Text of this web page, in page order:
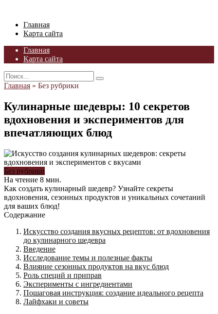
contentГлавная
Карта сайта
Главная
Карта сайта
Search
for:
Главная » Без рубрики
Кулинарные шедевры: 10 секретов
вдохновения и экспериментов для
впечатляющих блюд
Без рубрики
На чтение 8 мин.
Как создать кулинарный шедевр? Узнайте секреты
вдохновения, сезонных продуктов и уникальных сочетаний
для ваших блюд!
Содержание
Искусство создания вкусных рецептов: от вдохновения
до кулинарного шедевра
Введение
Исследование темы и полезные факты
Влияние сезонных продуктов на вкус блюд
Роль специй и приправ
Эксперименты с ингредиентами
Пошаговая инструкция: создание идеального рецепта
Лайфхаки и советы